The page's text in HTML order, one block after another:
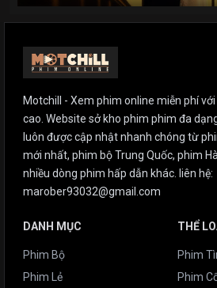
Motchill - Xem phim online miễn phí
cao. Website sở kho phim phim đa
luôn được cập nhật nhanh chóng từ
mới nhất, phim bộ Trung Quốc, phim
nhiều dòng phim hấp dẫn khác. liên hệ:
marober93032@gmail.com
DANH MỤC
Phim Bộ
Phim Lẻ
THỂ
Phim
Phim